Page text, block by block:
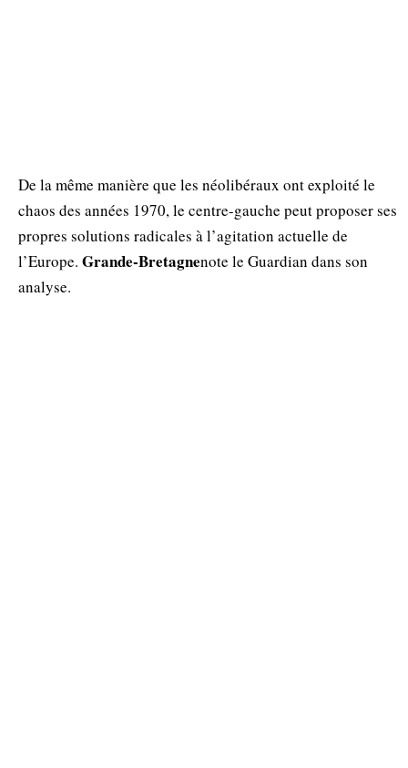
De la même manière que les néolibéraux ont exploité le
chaos des années 1970, le centre-gauche peut proposer ses
propres solutions radicales à l’agitation actuelle de
l’Europe. Grande-Bretagnenote le Guardian dans son
analyse.